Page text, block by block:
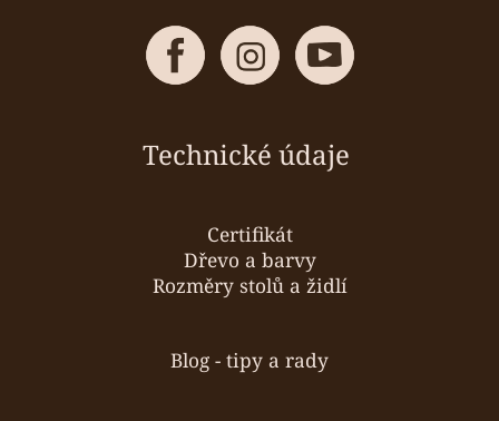
Technické údaje
Certifikát
Dřevo a barvy
Rozměry stolů a židlí
Blog - tipy a rady